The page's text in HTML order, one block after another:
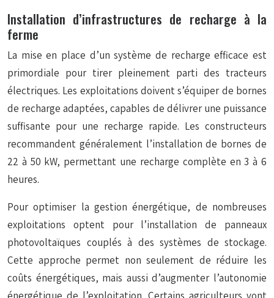
Installation d’infrastructures de recharge à la
ferme
La mise en place d’un système de recharge efficace est
primordiale pour tirer pleinement parti des tracteurs
électriques. Les exploitations doivent s’équiper de bornes
de recharge adaptées, capables de délivrer une puissance
suffisante pour une recharge rapide. Les constructeurs
recommandent généralement l’installation de bornes de
22 à 50 kW, permettant une recharge complète en 3 à 6
heures.
Pour optimiser la gestion énergétique, de nombreuses
exploitations optent pour l’installation de panneaux
photovoltaïques couplés à des systèmes de stockage.
Cette approche permet non seulement de réduire les
coûts énergétiques, mais aussi d’augmenter l’autonomie